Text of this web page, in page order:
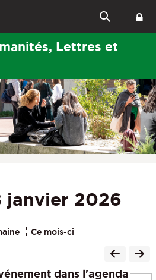
Lettres et
janvier 2026
Ce mois-ci
dans l'agenda